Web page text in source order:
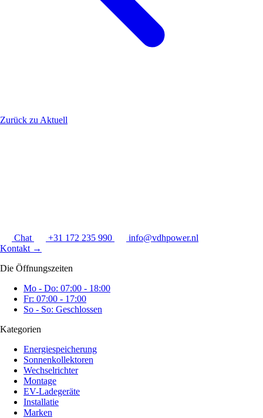
Zurück zu Aktuell
Chat +31 172 235 990
info@vdhpower.nl
Kontakt →
Die Öffnungszeiten
Mo - Do: 07:00 - 18:00
Fr: 07:00 - 17:00
So - So: Geschlossen
Kategorien
Energiespeicherung
Sonnenkollektoren
Wechselrichter
Montage
EV-Ladegeräte
Installatie
Marken